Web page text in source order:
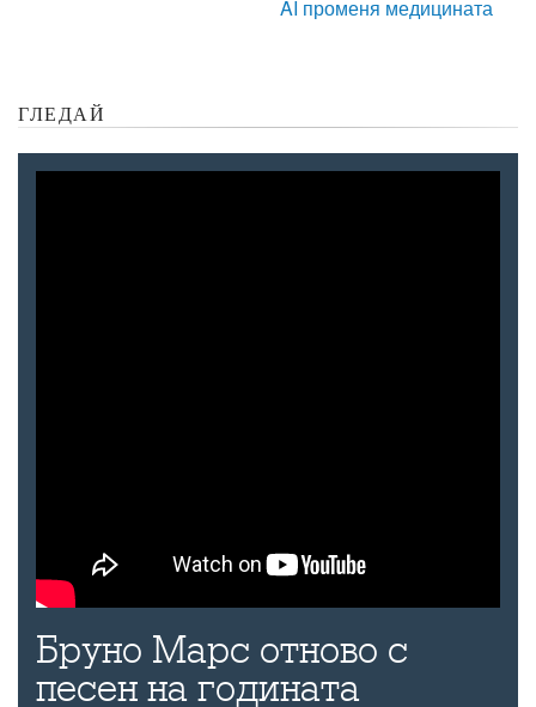
AI променя медицината
ГЛЕДАЙ
Бруно Марс отново с
песен на годината